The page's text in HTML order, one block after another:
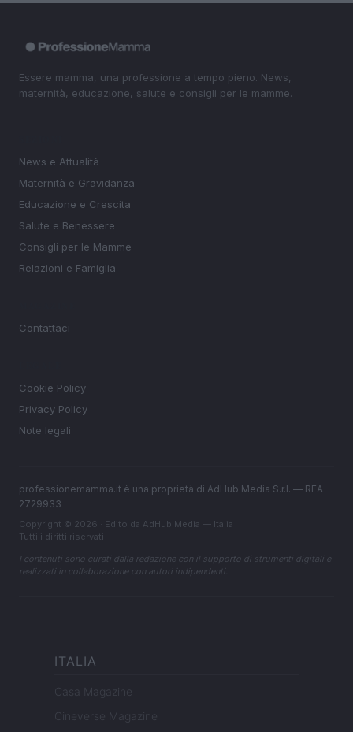
Essere mamma, una professione a tempo pieno. News,
maternità, educazione, salute e consigli per le mamme.
News e Attualità
Maternità e Gravidanza
Educazione e Crescita
Salute e Benessere
Consigli per le Mamme
Relazioni e Famiglia
Contattaci
Cookie Policy
Privacy Policy
Note legali
professionemamma.it è una proprietà di AdHub Media S.r.l. — REA
2729933
Copyright © 2026 · Edito da AdHub Media — Italia
Tutti i diritti riservati
I contenuti sono curati dalla redazione con il supporto di strumenti digitali e
realizzati in collaborazione con autori indipendenti.
ITALIA
Casa Magazine
Cineverse Magazine